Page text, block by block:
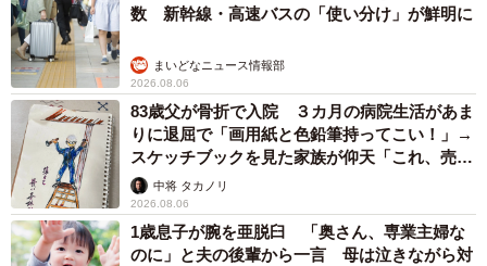
のではないでしょうか」
数 新幹線・高速バスの「使い分け」が鮮明に
まいどなニュース情報部
2026.08.06
83歳父が骨折で入院 ３カ月の病院生活があま
りに退屈で「画用紙と色鉛筆持ってこい！」→
スケッチブックを見た家族が仰天「これ、売れ
ますよ…」
中将 タカノリ
2026.08.06
1歳息子が腕を亜脱臼 「奥さん、専業主婦な
のに」と夫の後輩から一言 母は泣きながら対